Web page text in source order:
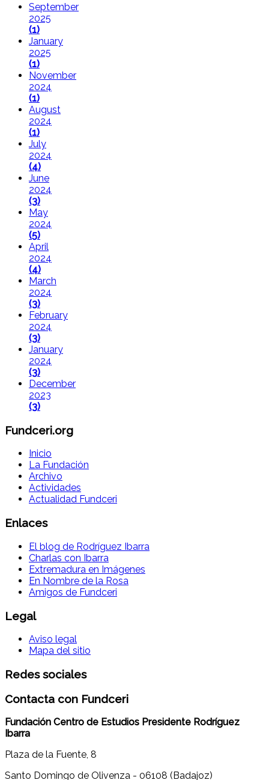
September
2025
(1)
January
2025
(1)
November
2024
(1)
August
2024
(1)
July
2024
(4)
June
2024
(3)
May
2024
(5)
April
2024
(4)
March
2024
(3)
February
2024
(3)
January
2024
(3)
December
2023
(3)
Fundceri.org
Inicio
La Fundación
Archivo
Actividades
Actualidad Fundceri
Enlaces
El blog de Rodríguez Ibarra
Charlas con Ibarra
Extremadura en Imágenes
En Nombre de la Rosa
Amigos de Fundceri
Legal
Aviso legal
Mapa del sitio
Redes sociales
Contacta con Fundceri
Fundación Centro de Estudios Presidente Rodríguez
Ibarra
Plaza de la Fuente, 8
Santo Domingo de Olivenza - 06108 (Badajoz)